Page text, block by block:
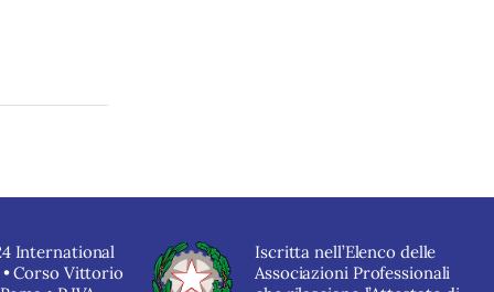
International
Corso Vittorio
Iscritta nell’Elenco delle
Associazioni Professionali